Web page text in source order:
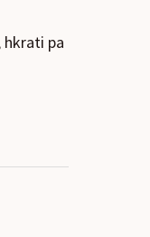
hkrati pa